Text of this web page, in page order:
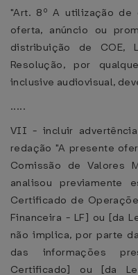
"Art. 8º A utilização de
oferta, anúncio ou
distribuição de COE,
Resolução, por
inclusive audiovisual,
.....
VII - incluir
redação "A presente
Comissão de Valores
analisou previamente
Certificado de
Financeira - LF] ou [da
não implica, por parte
das informações
Certificado] ou [da